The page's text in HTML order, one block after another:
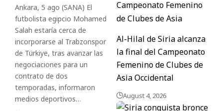
Ankara, 5 ago (SANA) El
futbolista egipcio Mohamed
Salah estaría cerca de
incorporarse al Trabzonspor
de Türkiye, tras avanzar las
negociaciones para un
contrato de dos
temporadas, informaron
medios deportivos…
Al-Hilal de Siria alcanza
la final del Campeonato
Femenino de Clubes de
Asia Occidental
August 4, 2026